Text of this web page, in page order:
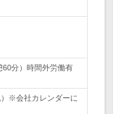
60分）時間外労働有
※会社カレンダーに